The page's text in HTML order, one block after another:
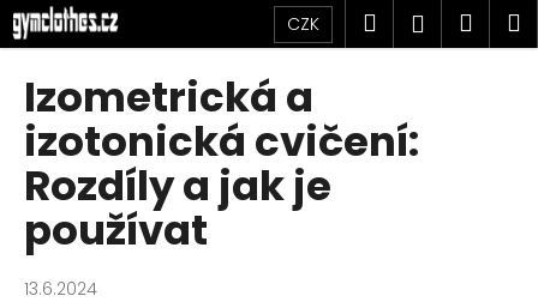
Přejít
na
obsah
CZK Hledat
Izometrická a
izotonická cvičení:
Rozdíly a jak je
používat
13.6.2024
K
o
C
o
p
o
t
ř